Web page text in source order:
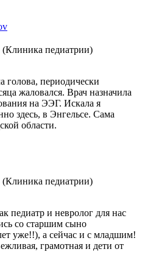
(Клиника педиатрии)
голова, периодически
жаловался. Врач назначила
на ЭЭГ. Искала я
здесь, в Энгельсе. Сама
области.
(Клиника педиатрии)
педиатр и невролог для нас
со старшим сыно
уже!!), а сейчас и с младшим!
ая, грамотная и дети от